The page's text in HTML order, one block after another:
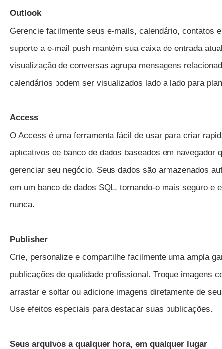
Outlook
Gerencie facilmente seus e-mails, calendário, contatos
suporte a e-mail push mantém sua caixa de entrada
visualização de conversas agrupa mensagens
calendários podem ser visualizados lado a lado para
Access
O Access é uma ferramenta fácil de usar para criar
aplicativos de banco de dados baseados em navegador
gerenciar seu negócio. Seus dados são armazenados
em um banco de dados SQL, tornando-o mais seguro e
nunca.
Publisher
Crie, personalize e compartilhe facilmente uma ampla
publicações de qualidade profissional. Troque imagens
arrastar e soltar ou adicione imagens diretamente de
Use efeitos especiais para destacar suas publicações.
Seus arquivos a qualquer hora, em qualquer lugar